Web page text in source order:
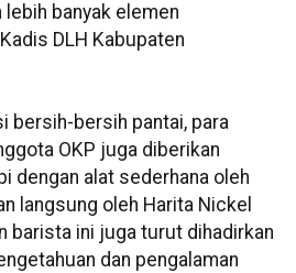
banyak elemen
DLH Kabupaten
bersih-bersih pantai, para
OKP juga diberikan
dengan alat sederhana oleh
langsung oleh Harita Nickel
barista ini juga turut dihadirkan
dan pengalaman